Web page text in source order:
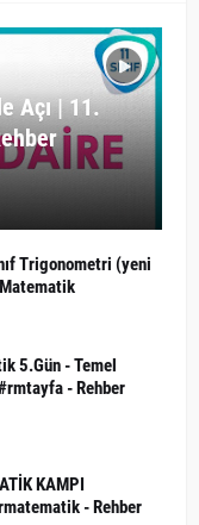
Açı | 11.
Trigonometri (yeni
5.Gün - Temel
- Rehber
KAMPI
- Rehber